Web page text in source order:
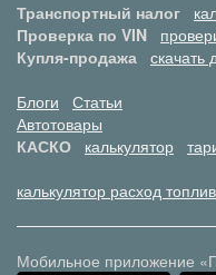
Транспортный налог
Проверка по VIN
Купля-продажа скачать
Блоги
Статьи
Автотовары
КАСКО
калькулятор
калькулятор расход
Мобильное приложение